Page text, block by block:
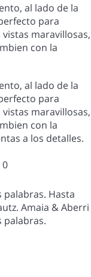
al lado de la
para
maravillosas,
con la
al lado de la
para
maravillosas,
con la
a los detalles.
0
palabras. Hasta
Amaia & Aberri
palabras.